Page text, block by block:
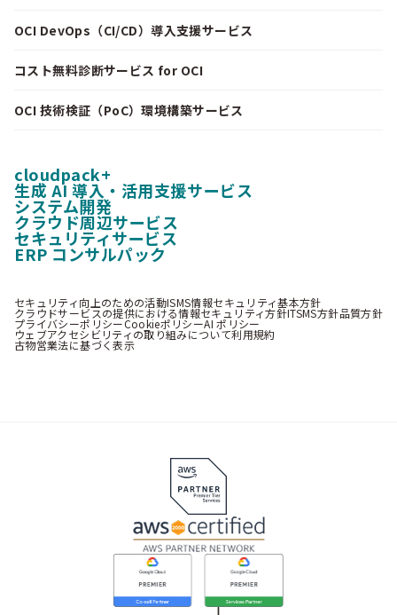
OCI DevOps（CI/CD）導入支援サービス
コスト無料診断サービス for OCI
OCI 技術検証（PoC）環境構築サービス
cloudpack+
生成 AI 導入・活用支援サービス
システム開発
クラウド周辺サービス
セキュリティサービス
ERP コンサルパック
セキュリティ向上のための活動ISMS情報セキュリティ基本方針
クラウドサービスの提供における情報セキュリティ方針ITSMS方針品質方針
プライバシーポリシーCookieポリシーAI ポリシー
ウェブアクセシビリティの取り組みについて利用規約
古物営業法に基づく表示